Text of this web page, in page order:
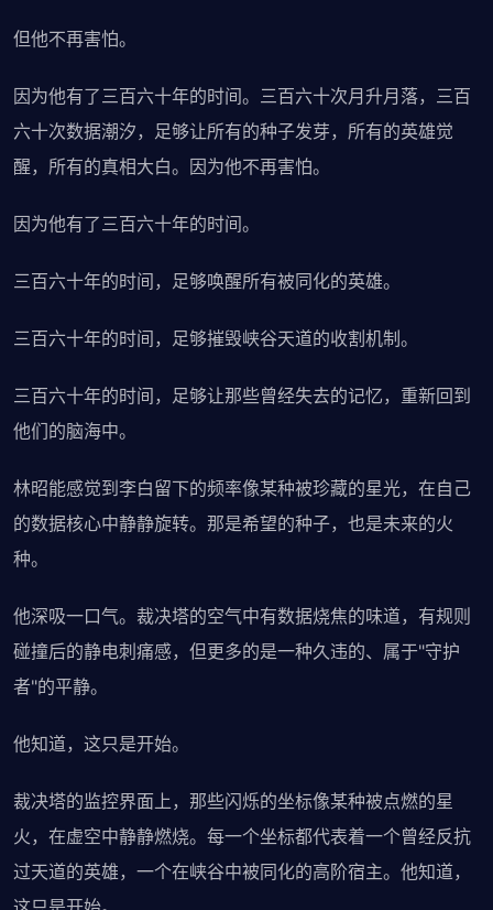
但他不再害怕。
因为他有了三百六十年的时间。三百六十次月升月落，三百
六十次数据潮汐，足够让所有的种子发芽，所有的英雄觉
醒，所有的真相大白。因为他不再害怕。
因为他有了三百六十年的时间。
三百六十年的时间，足够唤醒所有被同化的英雄。
三百六十年的时间，足够摧毁峡谷天道的收割机制。
三百六十年的时间，足够让那些曾经失去的记忆，重新回到
他们的脑海中。
林昭能感觉到李白留下的频率像某种被珍藏的星光，在自己
的数据核心中静静旋转。那是希望的种子，也是未来的火
种。
他深吸一口气。裁决塔的空气中有数据烧焦的味道，有规则
碰撞后的静电刺痛感，但更多的是一种久违的、属于"守护
者"的平静。
他知道，这只是开始。
裁决塔的监控界面上，那些闪烁的坐标像某种被点燃的星
火，在虚空中静静燃烧。每一个坐标都代表着一个曾经反抗
过天道的英雄，一个在峡谷中被同化的高阶宿主。他知道，